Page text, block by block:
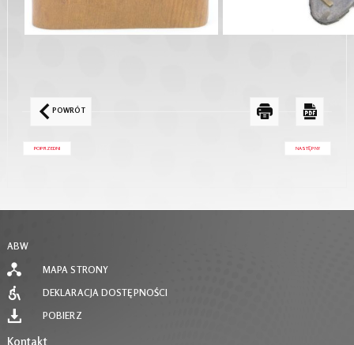
POWRÓT
POPRZEDNI NASTĘPNY
ABW
MAPA STRONY
DEKLARACJA DOSTĘPNOŚCI
POBIERZ
Kontakt